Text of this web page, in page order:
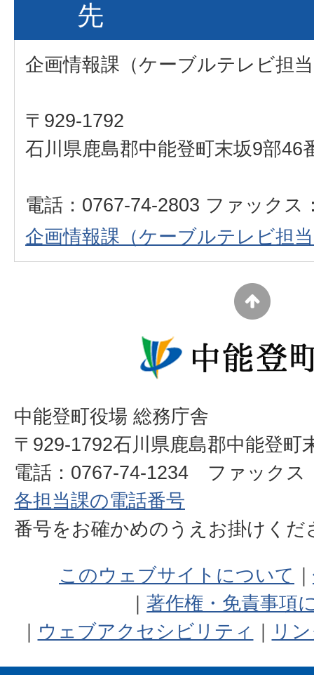
先
企画情報課（ケーブルテレビ担
〒929-1792
石川県鹿島郡中能登町末坂9部46
電話：0767-74-2803 ファックス
企画情報課 （ケーブルテレビ担
中能登町役場 総務庁舎
〒929-1792石川県鹿島郡中能登町
電話：0767-74-1234 ファックス
各担当課の電話番号
番号をお確かめのうえお掛けく
このウェブサイトについて
著作権・免責事項
ウェブアクセシビリティ
リ